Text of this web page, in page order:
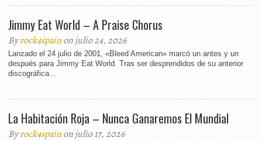
Jimmy Eat World – A Praise Chorus
Byrock4spainon julio 24, 2026
Lanzado el 24 julio de 2001, «Bleed American» marcó un antes y un
después para Jimmy Eat World. Tras ser desprendidos de su anterior
discográfica...
La Habitación Roja – Nunca Ganaremos El Mundial
Byrock4spainon julio 17, 2026